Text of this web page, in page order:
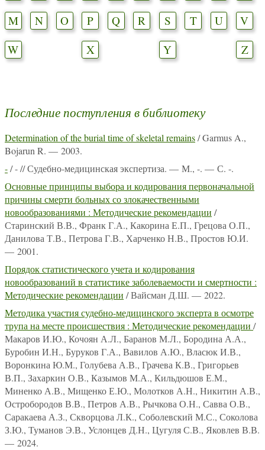
M
N O P Q R S T U
V
W
X Y Z
Последние поступления в библиотеку
Determination of the burial time of skeletal remains/ Garmus A.,
Bojarun R. — 2003.
-/ - // Судебно-медицинская экспертиза. — М., -. — С. -.
Основные принципы выбора и кодирования первоначальной
причины смерти больных со злокачественными
новообразованиями : Методические рекомендации /
Старинский В.В., Франк Г.А., Какорина Е.П., Грецова О.П.,
Данилова Т.В., Петрова Г.В., Харченко Н.В., Простов Ю.И.
— 2001.
Порядок статистического учета и кодирования
новообразований в статистике заболеваемости и смертности :
Методические рекомендации / Вайсман Д.Ш. — 2022.
Методика участия судебно-медицинского эксперта в осмотре
трупа на месте происшествия : Методические рекомендации /
Макаров И.Ю., Кочоян А.Л., Баранов М.Л., Бородина А.А.,
Буробин И.Н., Буруков Г.А., Вавилов А.Ю., Власюк И.В.,
Воронкина Ю.М., Голубева А.В., Грачева К.В., Григорьев
В.П., Захаркин О.В., Казымов М.А., Кильдюшов Е.М.,
Миненко А.В., Мищенко Е.Ю., Молотков А.Н., Никитин А.В.,
Остробородов В.В., Петров А.В., Рычкова О.Н., Савва О.В.,
Саракаева А.З., Скворцова Л.К., Соболевский М.С., Соколова
З.Ю., Туманов Э.В., Услонцев Д.Н., Цугуля С.В., Яковлев В.В.
— 2024.